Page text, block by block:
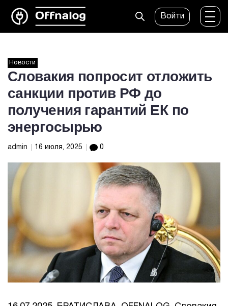
Войти
Новости
Словакия попросит отложить
санкции против РФ до
получения гарантий ЕК по
энергосырью
admin 16 июля, 2025 0